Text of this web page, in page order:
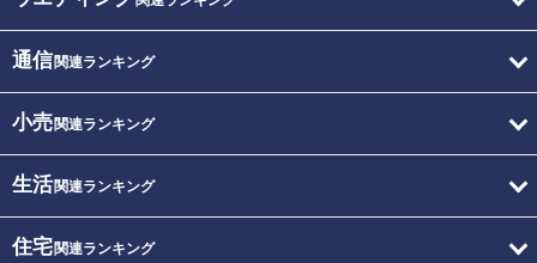
通信関連ランキング
小売関連ランキング
生活関連ランキング
住宅関連ランキング